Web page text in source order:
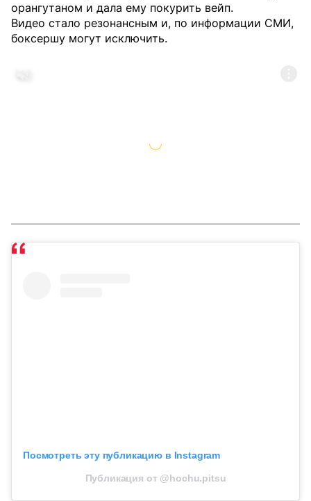
орангутаном и дала ему покурить вейп.
Видео стало резонансным и, по информации СМИ,
боксершу могут исключить.
Посмотреть эту публикацию в Instagram
Публикация от @hochu.pitsu